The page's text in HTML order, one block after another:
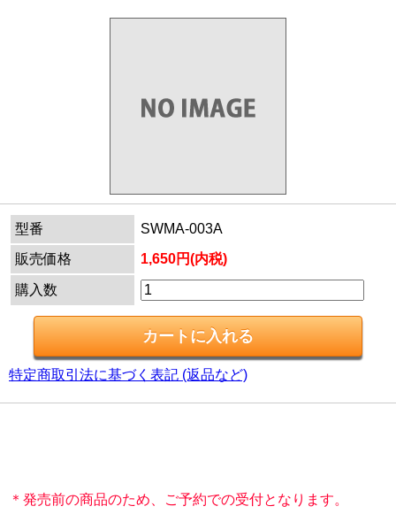
型番
SWMA-003A
販売価格
1,650円(内税)
購入数
特定商取引法に基づく表記 (返品など)
＊発売前の商品のため、ご予約での受付となります。